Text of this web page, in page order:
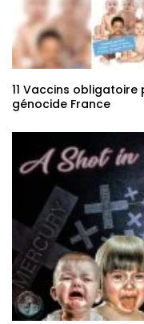
11 Vaccins
génocide France